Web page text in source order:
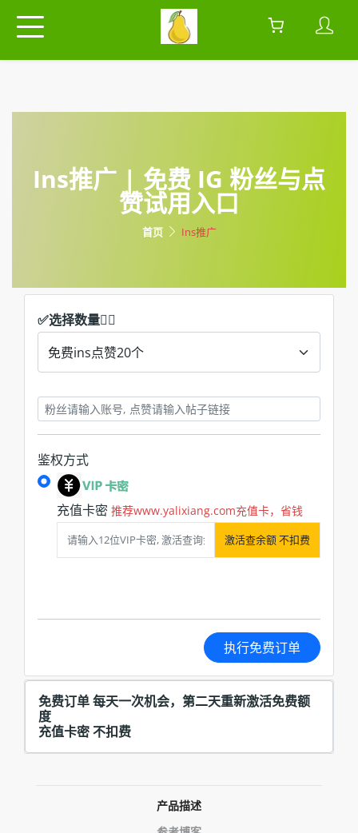
Ins推广 | 免费 IG 粉丝与点
赞试用入口
首页 Ins推广
​✅选择数量👇🏻​
鉴权方式
充值卡密 推荐www.yalixiang.com充值卡，省钱
激活查余额 不扣费
执行免费订单
免费订单 每天一次机会，第二天重新激活免费额
度
充值卡密 不扣费
产品描述